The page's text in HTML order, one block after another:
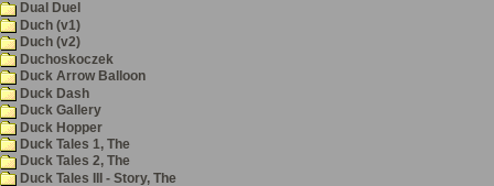
Dual Duel
Duch (v1)
Duch (v2)
Duchoskoczek
Duck Arrow Balloon
Duck Dash
Duck Gallery
Duck Hopper
Duck Tales 1, The
Duck Tales 2, The
Duck Tales III - Story, The